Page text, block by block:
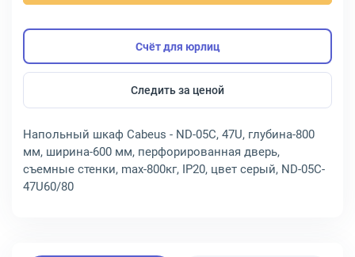
Счёт для юрлиц
Следить за ценой
Напольный шкаф Cabeus - ND-05C, 47U, глубина-800
мм, ширина-600 мм, перфорированная дверь,
съемные стенки, max-800кг, IP20, цвет серый, ND-05C-
47U60/80